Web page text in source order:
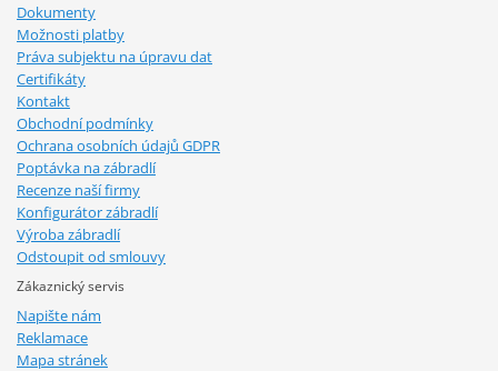
Dokumenty
Možnosti platby
Práva subjektu na úpravu dat
Certifikáty
Kontakt
Obchodní podmínky
Ochrana osobních údajů GDPR
Poptávka na zábradlí
Recenze naší firmy
Konfigurátor zábradlí
Výroba zábradlí
Odstoupit od smlouvy
Zákaznický servis
Napište nám
Reklamace
Mapa stránek